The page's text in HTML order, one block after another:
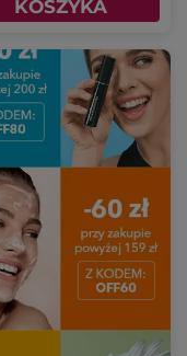
KOSZYKA